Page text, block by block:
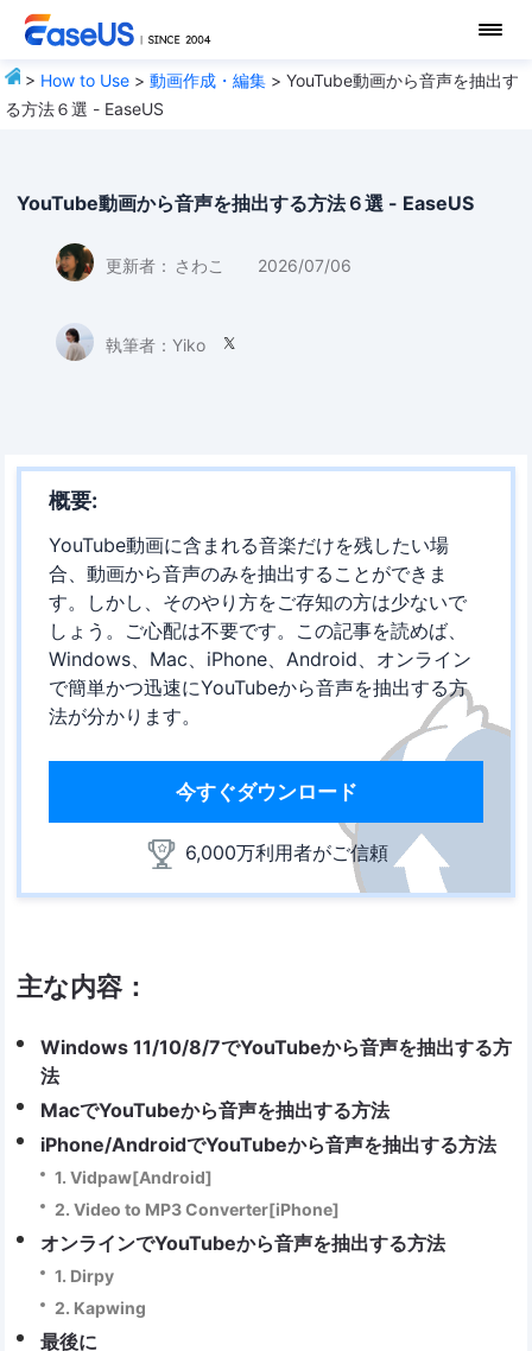
> How to Use >動画作成・編集 > YouTube動画から音声を抽出す
る方法６選 - EaseUS
YouTube動画から音声を抽出する方法６選 - EaseUS
更新者： さわこ 2026/07/06
執筆者： Yiko 
概要:
YouTube動画に含まれる音楽だけを残したい場
合、動画から音声のみを抽出することができま
す。しかし、そのやり方をご存知の方は少ないで
しょう。ご心配は不要です。この記事を読めば、
Windows、Mac、iPhone、Android、オンライン
で簡単かつ迅速にYouTubeから音声を抽出する方
法が分かります。
今すぐダウンロード
6,000万利用者がご信頼
主な内容：
Windows 11/10/8/7でYouTubeから音声を抽出する方
法
MacでYouTubeから音声を抽出する方法
iPhone/AndroidでYouTubeから音声を抽出する方法
1. Vidpaw[Android]
2. Video to MP3 Converter[iPhone]
オンラインでYouTubeから音声を抽出する方法
1. Dirpy
2. Kapwing
最後に